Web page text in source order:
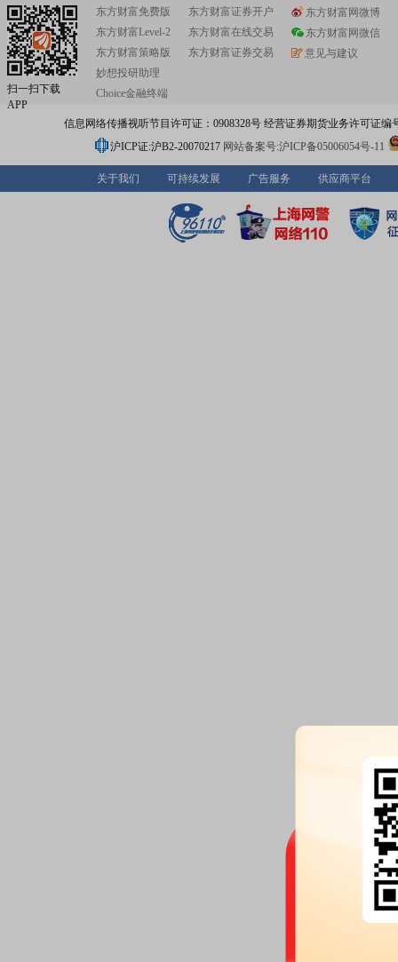
扫一扫下载
APP
东方财富免费版
东方财富Level-2
东方财富策略版
妙想投研助理
Choice金融终端
东方财富证券开户
东方财富在线交易
东方财富证券交易
东方财富网微博
东方财富网微信
意见与建议
信息网络传播视听节目许可证：0908328号 经营证券期货业务许可证编
沪ICP证:沪B2-20070217 网站备案号:沪ICP备05006054号-11
关于我们 可持续发展 广告服务 供应商平台